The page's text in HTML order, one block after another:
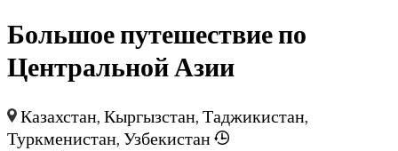
Большое путешествие по
Центральной Азии
Казахстан ,Кыргызстан ,Таджикистан
Туркменистан Узбекистан